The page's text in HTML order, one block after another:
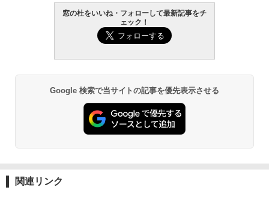
窓の杜をいいね・フォローして最新記事をチ
ェック！
Google 検索で当サイトの記事を優先表示させる
関連リンク